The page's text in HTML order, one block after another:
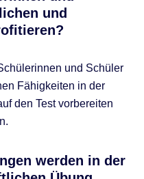
und
und Schüler
Fähigkeiten in der
den Test vorbereiten
werden in der